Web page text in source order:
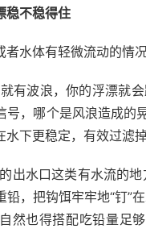
稳不稳得住
水体有轻微流动的情
有波浪，你的浮漂就
，哪个是风浪造成的
下更稳定，有效过滤
出水口这类有水流的
铅，把钩饵牢牢地“钉”
然也得搭配吃铅量足